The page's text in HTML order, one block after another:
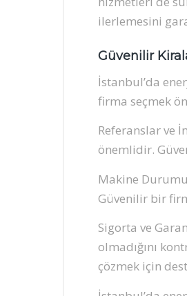
ilerlemesini
Güvenilir
İstanbul’da
firma seçmek
Referanslar ve
önemlidir.
Makine
Güvenilir bir
Sigorta ve
olmadığını
çözmek için